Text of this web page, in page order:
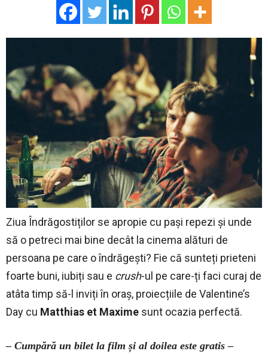
Ziua Îndrăgostiților se apropie cu pași repezi și unde
să o petreci mai bine decât la cinema alături de
persoana pe care o îndrăgești? Fie că sunteți prieteni
foarte buni, iubiți sau e crush-ul pe care-ți faci curaj de
atâta timp să-l inviți în oraș, proiecțiile de Valentine’s
Day cu Matthias et Maxime sunt ocazia perfectă.
– Cumpără un bilet la film și al doilea este gratis –